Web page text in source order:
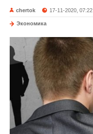
chertok 17-11-2020, 07:22
Экономика